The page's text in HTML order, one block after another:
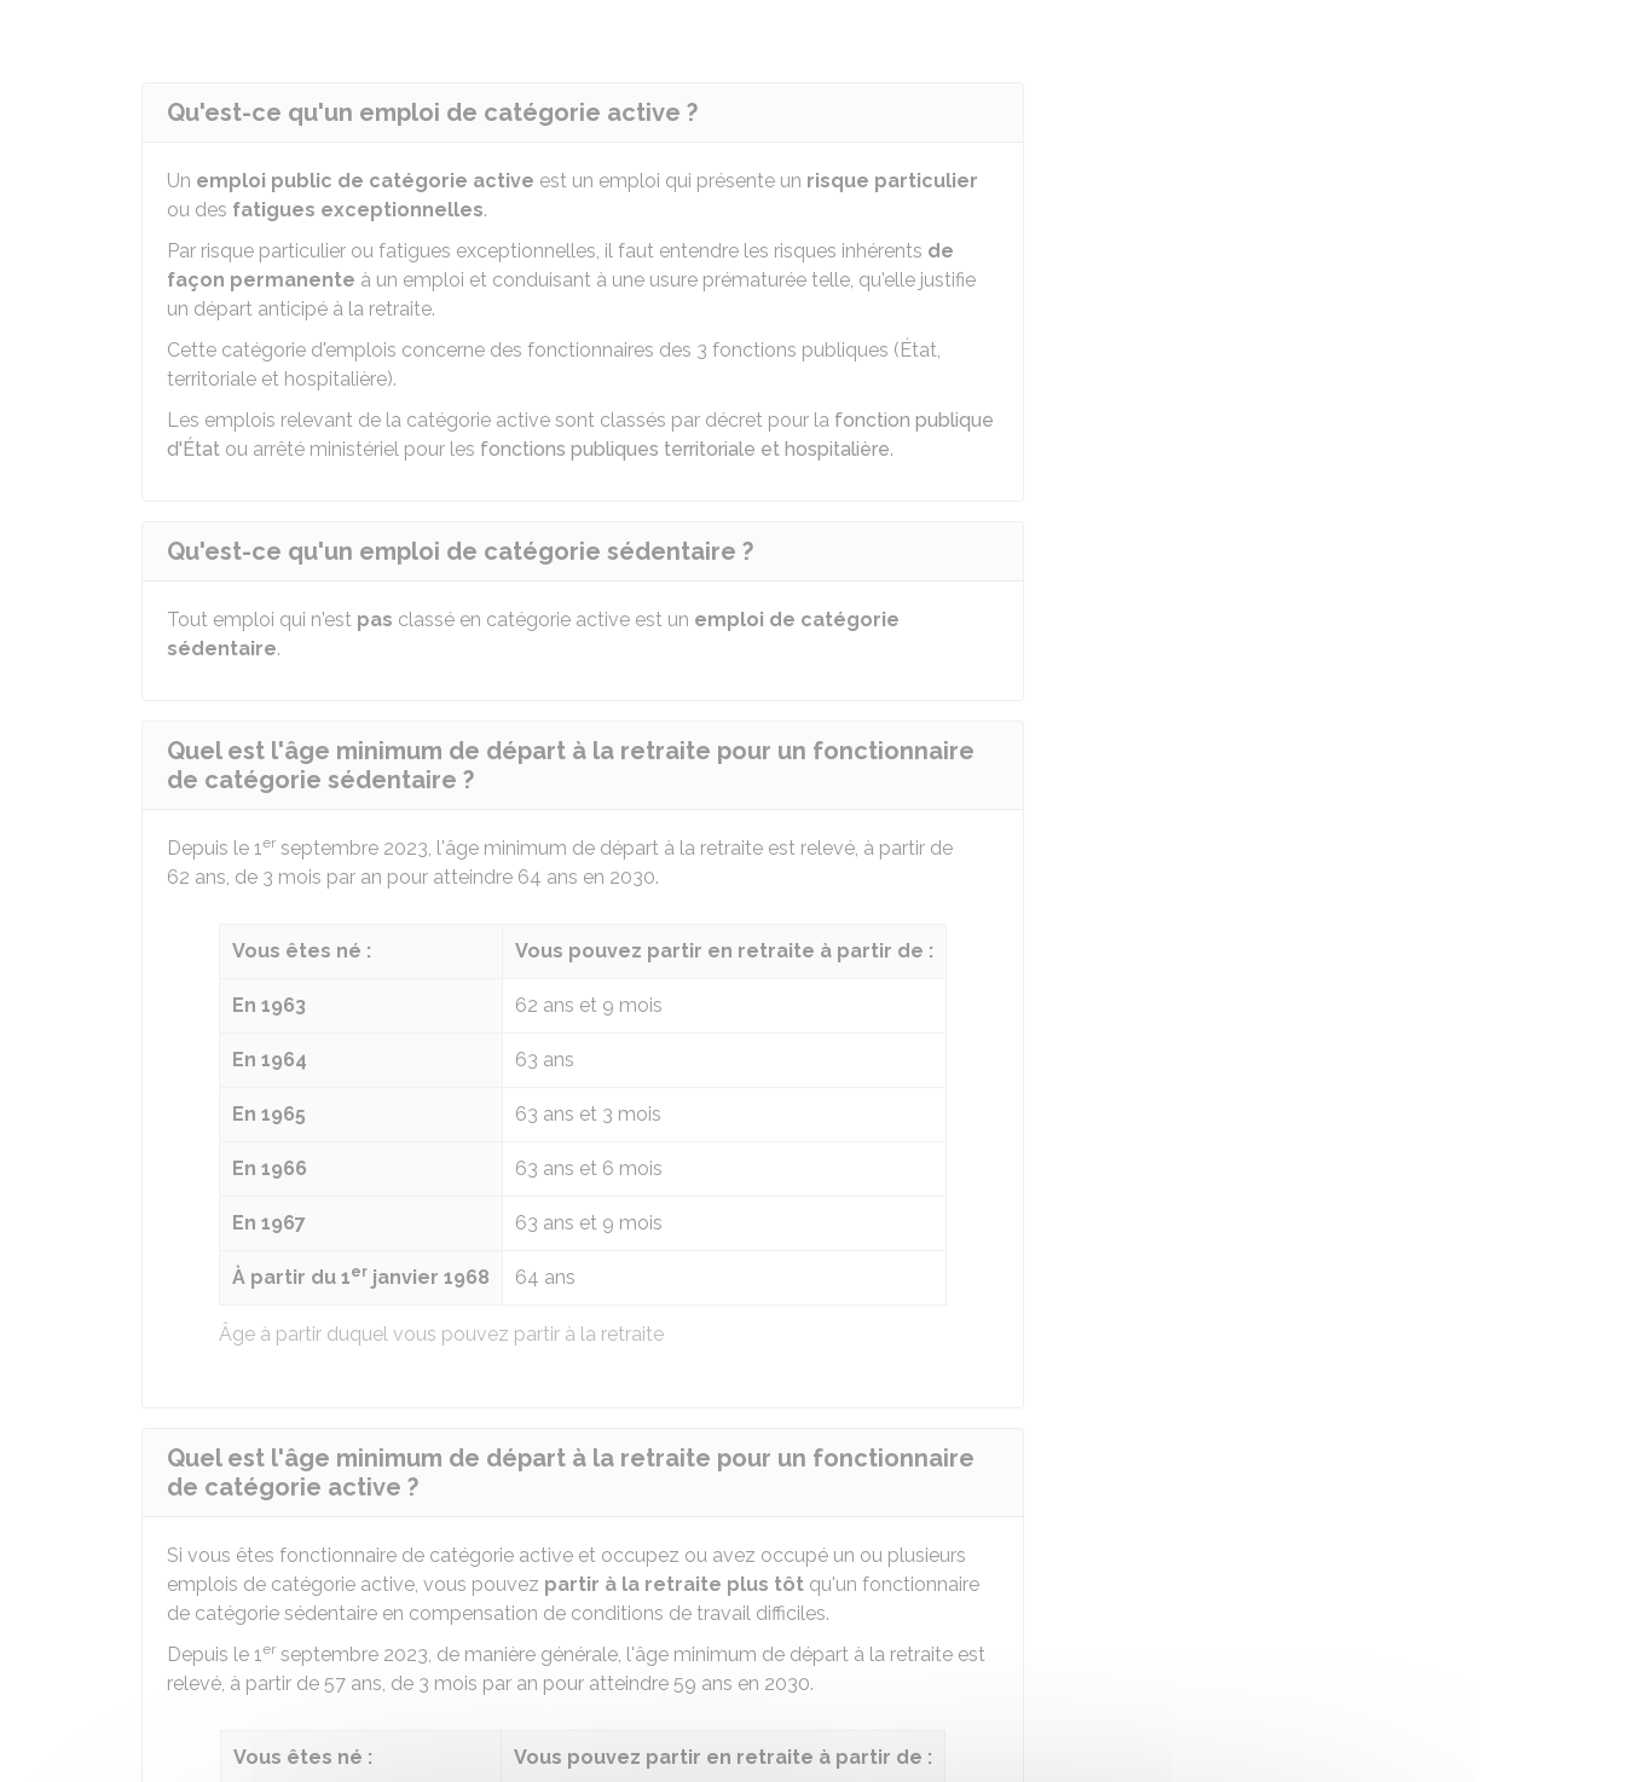
Qu'est-ce qu'un emploi de catégorie active ?
Un emploi public de catégorie active est un emploi qui présente un risque particulier
ou des fatigues exceptionnelles.
Par risque particulier ou fatigues exceptionnelles, il faut entendre les risques inhérents de
façon permanente à un emploi et conduisant à une usure prématurée telle, qu'elle justifie
un départ anticipé à la retraite.
Cette catégorie d'emplois concerne des fonctionnaires des 3 fonctions publiques (État,
territoriale et hospitalière).
Les emplois relevant de la catégorie active sont classés par décret pour la fonction publique
d'État ou arrêté ministériel pour les fonctions publiques territoriale et hospitalière.
Qu'est-ce qu'un emploi de catégorie sédentaire ?
Tout emploi qui n'est pas classé en catégorie active est un emploi de catégorie
sédentaire.
Quel est l'âge minimum de départ à la retraite pour un fonctionnaire
de catégorie sédentaire ?
Depuis le 1er septembre 2023, l'âge minimum de départ à la retraite est relevé, à partir de
62 ans, de 3 mois par an pour atteindre 64 ans en 2030.
Âge à partir duquel vous pouvez partir à la retraite
Vous êtes né : Vous pouvez partir en retraite à partir de :
En 1963 62 ans et 9 mois
En 1964 63 ans
En 1965 63 ans et 3 mois
En 1966 63 ans et 6 mois
En 1967 63 ans et 9 mois
À partir du 1er janvier 1968 64 ans
Quel est l'âge minimum de départ à la retraite pour un fonctionnaire
de catégorie active ?
Si vous êtes fonctionnaire de catégorie active et occupez ou avez occupé un ou plusieurs
emplois de catégorie active, vous pouvez partir à la retraite plus tôt qu'un fonctionnaire
de catégorie sédentaire en compensation de conditions de travail difficiles.
Depuis le 1er septembre 2023, de manière générale, l'âge minimum de départ à la retraite est
relevé, à partir de 57 ans, de 3 mois par an pour atteindre 59 ans en 2030.
Vous êtes né : Vous pouvez partir en retraite à partir de :